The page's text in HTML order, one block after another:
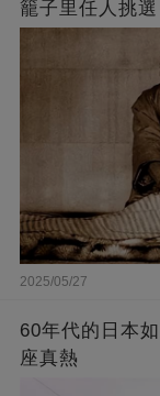
籠子里任人挑
2025/05/27
60年代的日本
座真熱